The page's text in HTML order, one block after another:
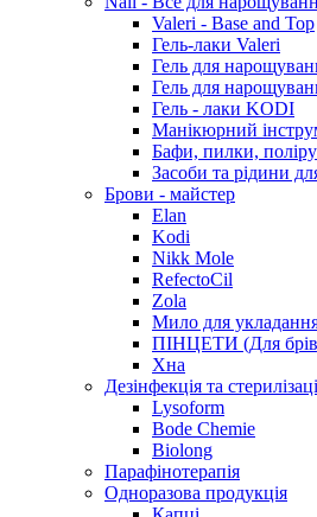
Valeri - Base and Top
Гель-лаки Valeri
Гель для
Гель для
Гель - лаки KODI
Манікюрний
Бафи, пилки,
Засоби та рідини
Брови - майстер
Elan
Kodi
Nikk Mole
RefectoCil
Zola
Мило для
ПІНЦЕТИ (Для
Хна
Дезінфекція та
Lysoform
Bode Chemie
Biolong
Парафінотерапія
Одноразова продукція